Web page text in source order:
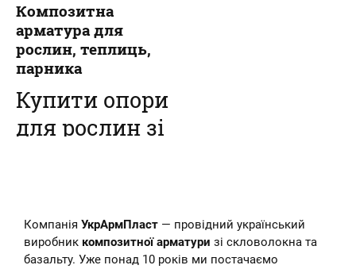
Композитна
арматура для
рослин, теплиць,
парника
Купити опори
для рослин зі
купити композитні кілочки для
рослин – овочів, кві...
Компанія УкрАрмПласт — провідний український
виробник композитної арматури зі скловолокна та
базальту. Уже понад 10 років ми постачаємо